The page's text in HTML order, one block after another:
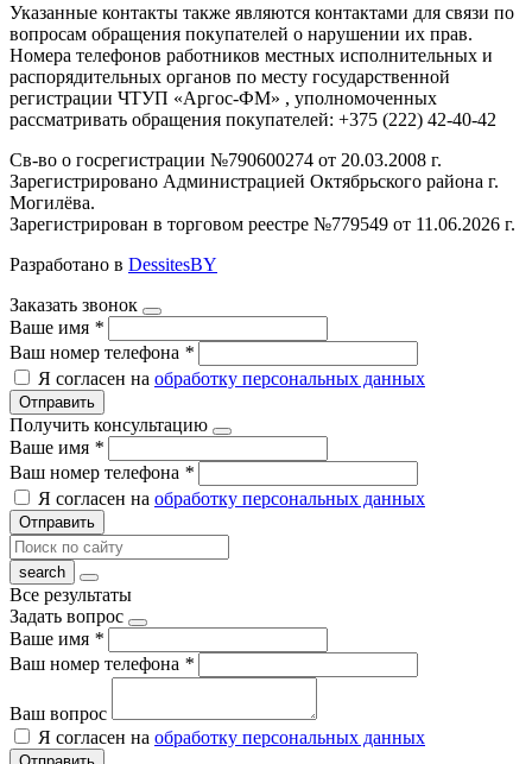
Указанные контакты также являются контактами для связи по
вопросам обращения покупателей о нарушении их прав.
Номера телефонов работников местных исполнительных и
распорядительных органов по месту государственной
регистрации ЧТУП «Аргос-ФМ» , уполномоченных
рассматривать обращения покупателей: +375 (222) 42-40-42
Св-во о госрегистрации №790600274 от 20.03.2008 г.
Зарегистрировано Администрацией Октябрьского района г.
Могилёва.
Зарегистрирован в торговом реестре №779549 от 11.06.2026 г.
Разработано в DessitesBY
Заказать звонок
Ваше имя *
Ваш номер телефона *
Я согласен на обработку персональных данных
Отправить
Получить консультацию
Ваше имя *
Ваш номер телефона *
Я согласен на обработку персональных данных
Отправить
Все результаты
Задать вопрос
Ваше имя *
Ваш номер телефона *
Ваш вопрос
Я согласен на обработку персональных данных